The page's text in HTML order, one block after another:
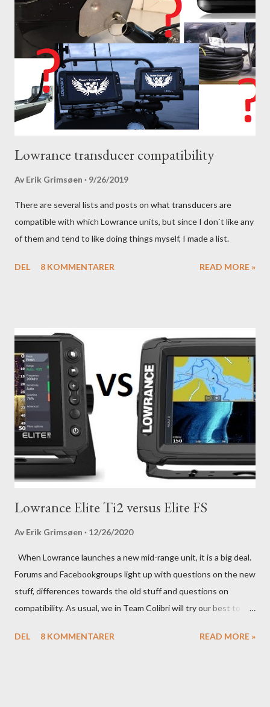
Lowrance transducer compatibility
Av Erik Grimsøen 9/26/2019
There are several lists and posts on what transducers are
compatible with which Lowrance units, but since I don`t like any
of them and tend to like doing things myself, I made a list.
DEL 8 KOMMENTARER READ MORE »
Lowrance Elite Ti2 versus Elite FS
Av Erik Grimsøen 12/26/2020
When Lowrance launches a new mid-range unit, it is a big deal.
Forums and Facebookgroups light up with questions on the new
stuff, differences towards the old stuff and questions on
compatibility. As usual, we in Team Colibri will try our best to
in-your-boat approach.
DEL 8 KOMMENTARER READ MORE »